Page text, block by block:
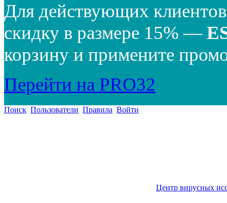
Для действующих
скидку в размере 15% —
корзину и примените
Перейти на PRO32
Поиск Пользователи Правила Войти
Центр вирусных